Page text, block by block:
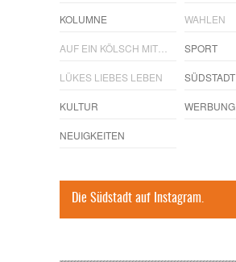
KOLUMNE
AUF EIN KÖLSCH MIT…
LÜKES LIEBES LEBEN
KULTUR
NEUIGKEITEN
WAHLEN
SPORT
SÜDSTADT
WERBUNG
Die Südstadt auf Instagram.